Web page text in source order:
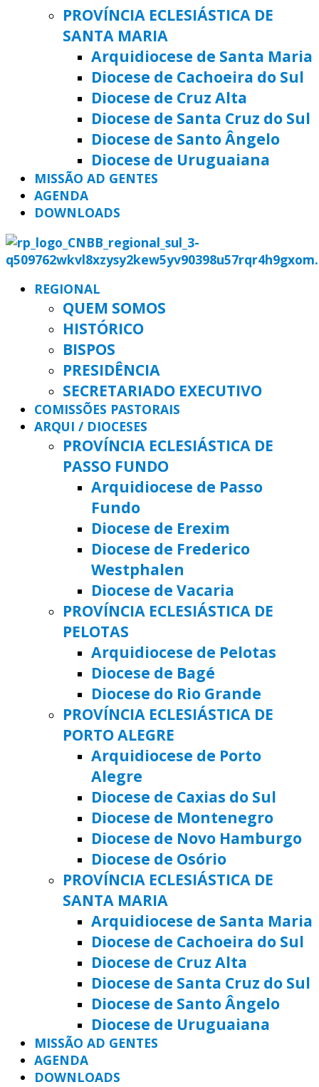
PROVÍNCIA ECLESIÁSTICA DE
SANTA MARIA
Arquidiocese de Santa Maria
Diocese de Cachoeira do Sul
Diocese de Cruz Alta
Diocese de Santa Cruz do Sul
Diocese de Santo Ângelo
Diocese de Uruguaiana
MISSÃO AD GENTES
AGENDA
DOWNLOADS
REGIONAL
QUEM SOMOS
HISTÓRICO
BISPOS
PRESIDÊNCIA
SECRETARIADO EXECUTIVO
COMISSÕES PASTORAIS
ARQUI / DIOCESES
PROVÍNCIA ECLESIÁSTICA DE
PASSO FUNDO
Arquidiocese de Passo
Fundo
Diocese de Erexim
Diocese de Frederico
Westphalen
Diocese de Vacaria
PROVÍNCIA ECLESIÁSTICA DE
PELOTAS
Arquidiocese de Pelotas
Diocese de Bagé
Diocese do Rio Grande
PROVÍNCIA ECLESIÁSTICA DE
PORTO ALEGRE
Arquidiocese de Porto
Alegre
Diocese de Caxias do Sul
Diocese de Montenegro
Diocese de Novo Hamburgo
Diocese de Osório
PROVÍNCIA ECLESIÁSTICA DE
SANTA MARIA
Arquidiocese de Santa Maria
Diocese de Cachoeira do Sul
Diocese de Cruz Alta
Diocese de Santa Cruz do Sul
Diocese de Santo Ângelo
Diocese de Uruguaiana
MISSÃO AD GENTES
AGENDA
DOWNLOADS